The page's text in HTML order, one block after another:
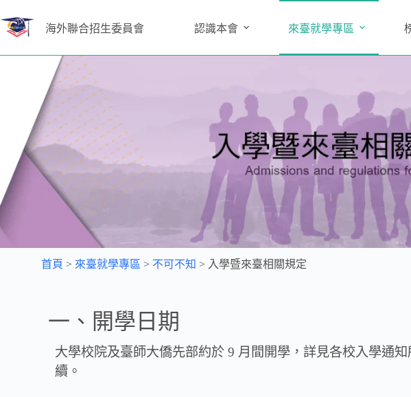
海外聯合招生委員會 認識本會 來臺就學專區
首頁 > 來臺就學專區 > 不可不知 > 入學暨來臺相關規定
一、開學日期
大學校院及臺師大僑先部約於 9 月間開學，詳見各校入學通
續。